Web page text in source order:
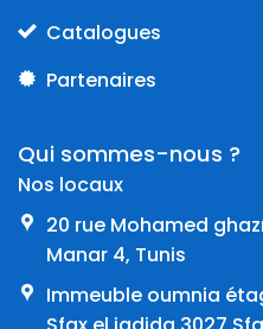
Catalogues
Partenaires
Qui sommes-nous ?
Nos locaux
20 rue Mohamed
Manar 4, Tunis
Immeuble oumnia